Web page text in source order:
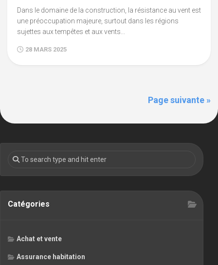
Dans le domaine de la construction, la résistance au vent est
une préoccupation majeure, surtout dans les régions
sujettes aux tempêtes et aux vents...
28 MARS 2025
Page suivante »
Catégories
Achat et vente
Assurance habitation